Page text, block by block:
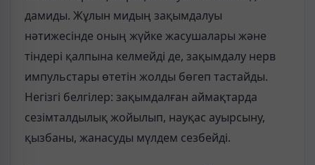
дамиды. Жұлын мидың зақымдалуы
нәтижесінде оның жүйке жасушалары және
тіндері қалпына келмейді де, зақымдалу нерв
импульстары өтетін жолды бөгеп тастайды.
Негізгі белгілер: зақымдалған аймақтарда
сезімталдылық жойылып, науқас ауырсыну,
қызбаны, жанасуды мүлдем сезбейді.